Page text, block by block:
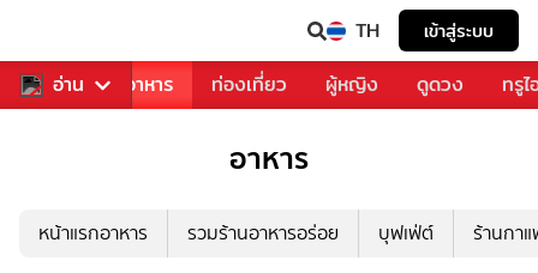
TH เข้าสู่ระบบ
อ่าน
การเพลง อาหาร ท่องเที่ยว ผู้หญิง ดูดวง ทรู
อาหาร
หน้าแรกอาหาร รวมร้านอาหารอร่อย บุฟเฟ่ต์ ร้านกา